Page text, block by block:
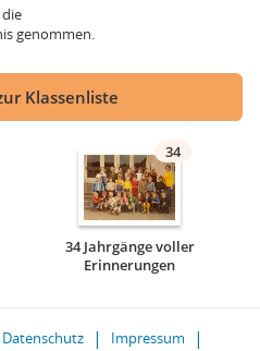
genommen.
Klassenliste
34
34 Jahrgänge voller
Erinnerungen
Datenschutz Impressum